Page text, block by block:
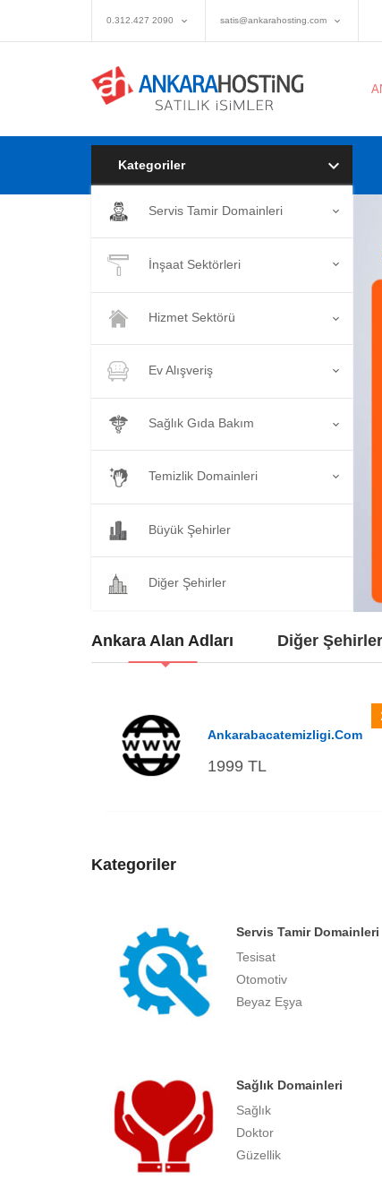
0.312.427 2090 satis@ankarahosting.com
Kategoriler
Servis Tamir Domainleri
İnşaat Sektörleri
Hizmet Sektörü
Ev Alışveriş
Sağlık Gıda Bakım
Temizlik Domainleri
Büyük Şehirler
Diğer Şehirler
Ankara Alan Adları Diğer Şehirler
Ankarabacatemizligi.com
1999 TL
Kategoriler
Servis Tamir Domainleri
Tesisat
Otomotiv
Beyaz Eşya
Sağlık Domainleri
Sağlık
Doktor
Güzellik